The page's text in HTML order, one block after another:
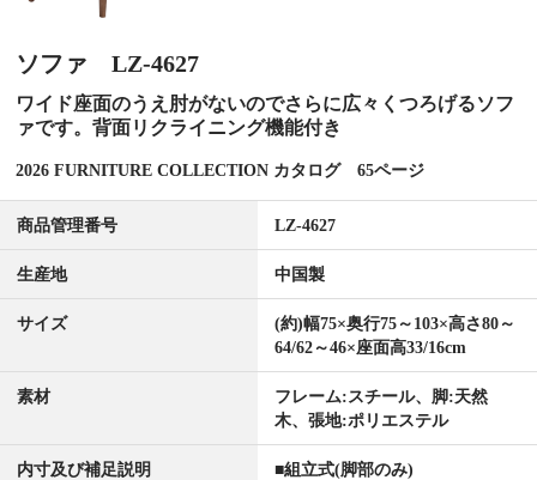
ソファ LZ-4627
ワイド座面のうえ肘がないのでさらに広々くつろげるソフ
ァです。背面リクライニング機能付き
2026 FURNITURE COLLECTION カタログ 65ページ
商品管理番号 LZ-4627
生産地 中国製
サイズ
(約)幅75×奥行75～103×高さ80～
64/62～46×座面高33/16cm
素材
フレーム:スチール、脚:天然
木、張地:ポリエステル
内寸及び補足説明
■組立式(脚部のみ)